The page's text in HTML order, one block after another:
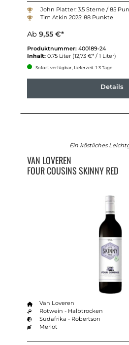
John Platter: 3.5 Sterne / 85
Tim Atkin 2025: 88 Punkte
Ab 9,55 €*
Produktnummer: 400189-24
Inhalt: 0.75 Liter (12,73 €* / 1 Liter)
Sofort verfügbar, Lieferzeit: 1-3 Tage
Details
Ein köstliches
VAN LOVEREN
FOUR COUSINS SKINNY RED
Van Loveren
Rotwein - Halbtrocken
Südafrika - Robertson
Merlot